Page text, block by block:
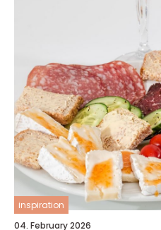
inspiration
04. February 2026